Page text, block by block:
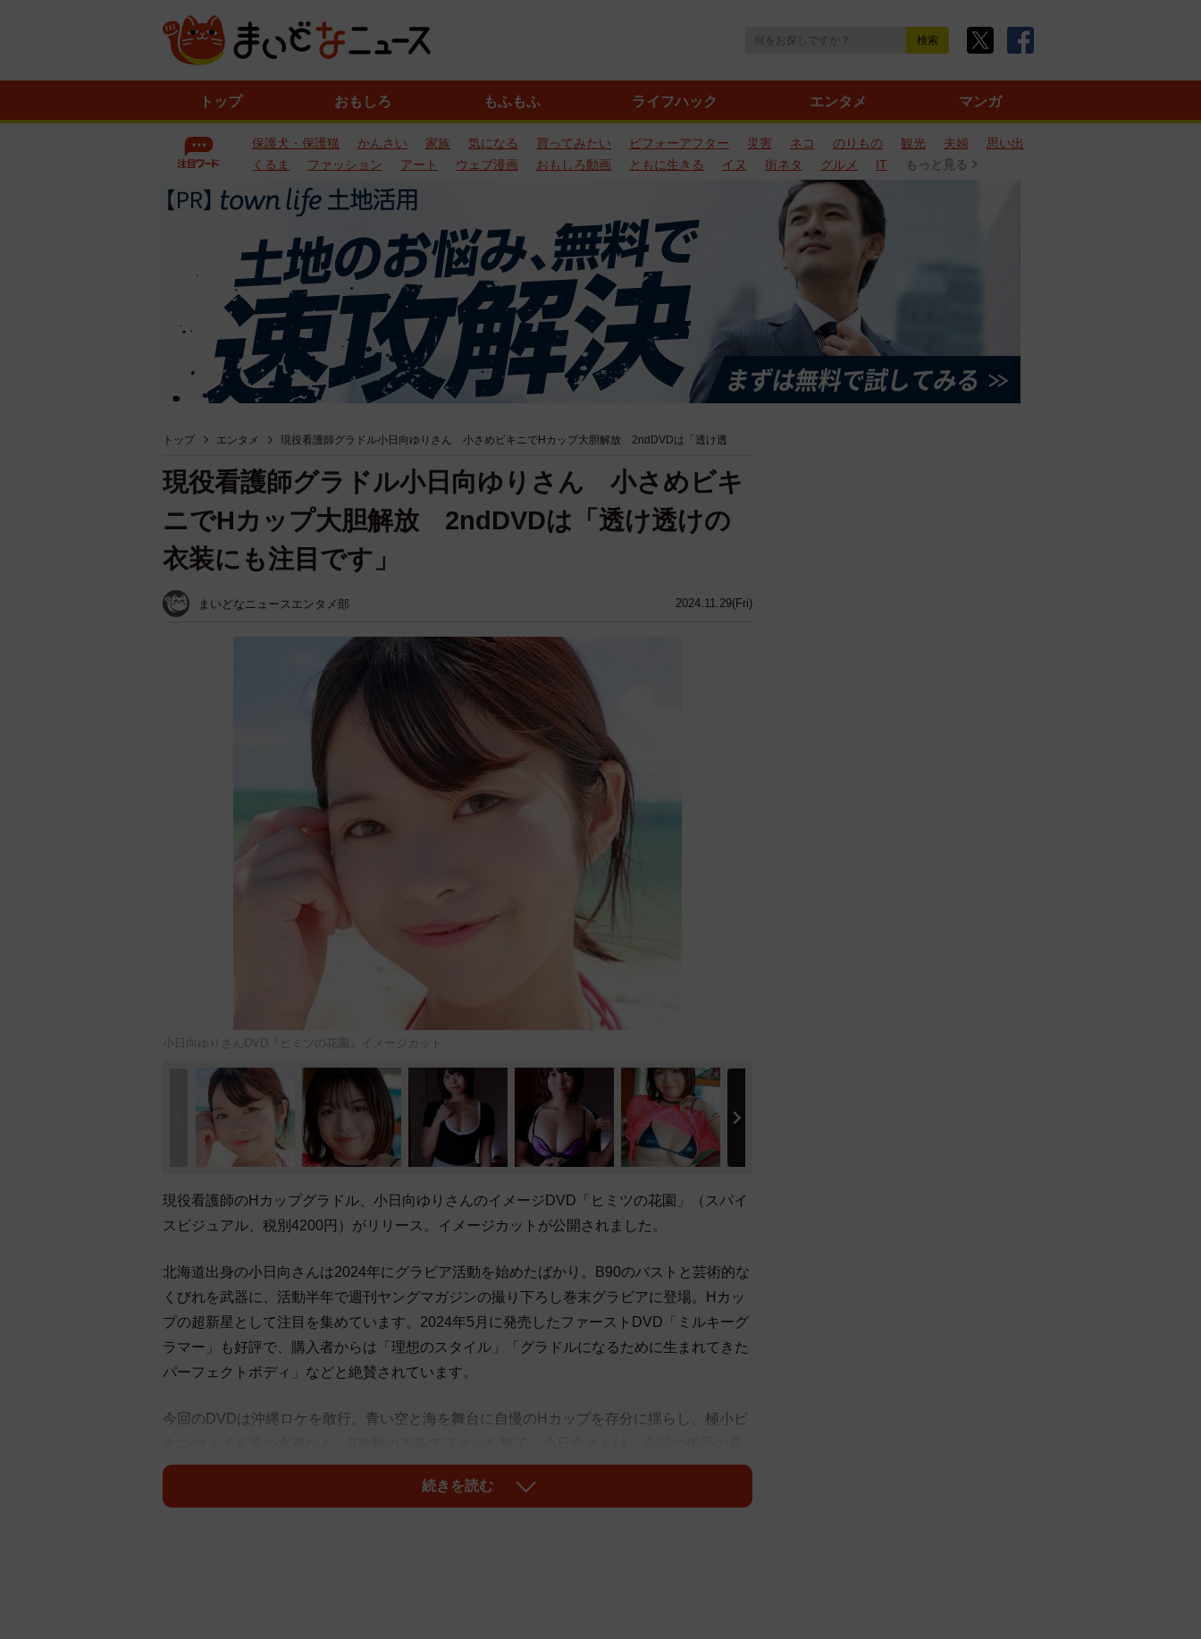
トップ おもしろ もふもふ ライフハック エンタメ マンガ
保護犬・保護猫 かんさい 家族 気になる 買ってみたい ビフォーアフター 災害 ネコ のりもの 観光 夫婦
思い出
くるま
ファッション アート ウェブ漫画 おもしろ動画 ともに生きる イヌ 街ネタ グルメ IT もっと見る
トップ エンタメ 現役看護師グラドル小日向ゆりさん 小さめビキニでHカップ大胆解放 2ndDVDは「透け透
2024.11.29(Fri)
現役看護師グラドル小日向ゆりさん 小さめビキ
ニでHカップ大胆解放 2ndDVDは「透け透けの
衣装にも注目です」
まいどなニュースエンタメ部
小日向ゆりさんDVD『ヒミツの花園』イメージカット
現役看護師のHカップグラドル、小日向ゆりさんのイメージDVD「ヒミツの花園」（スパイ
スビジュアル、税別4200円）がリリース。イメージカットが公開されました。
北海道出身の小日向さんは2024年にグラビア活動を始めたばかり。B90のバストと芸術的な
くびれを武器に、活動半年で週刊ヤングマガジンの撮り下ろし巻末グラビアに登場。Hカッ
プの超新星として注目を集めています。2024年5月に発売したファーストDVD「ミルキーグ
ラマー」も好評で、購入者からは「理想のスタイル」「グラドルになるために生まれてきた
パーフェクトボディ」などと絶賛されています。
今回のDVDは沖縄ロケを敢行。青い空と海を舞台に自慢のHカップを存分に揺らし、極小ビ
どころは、1stより演技がめちゃめちゃ上手くなったところ！(多分)あとはビリヤードのシー
ンで着た、色々なところが透け透けの衣装にも注目です！おっぱいが大変なことになってま
続きを読む